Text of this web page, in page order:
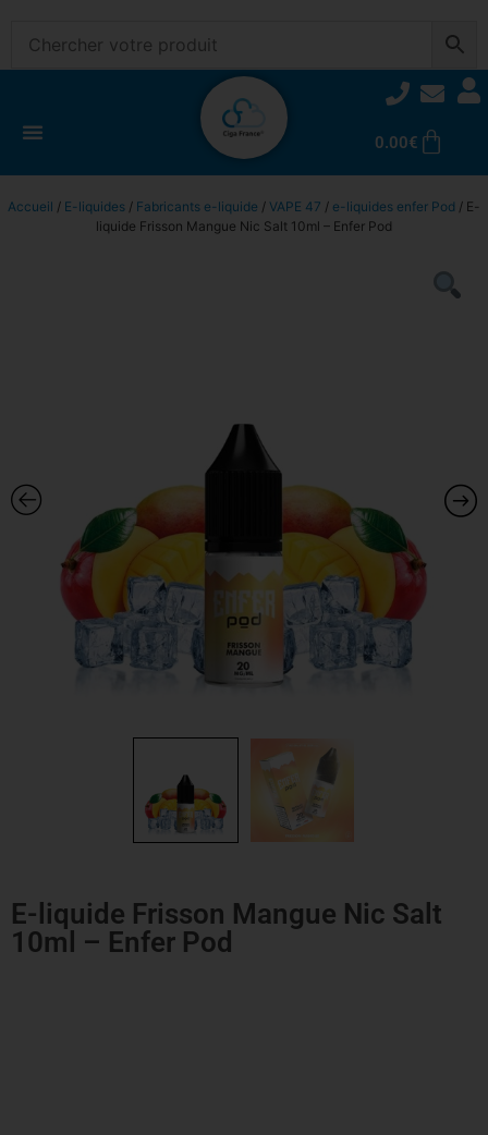
0.00€
Accueil / E-liquides / Fabricants e-liquide / VAPE 47 / e-liquides enfer Pod / E-
liquide Frisson Mangue Nic Salt 10ml – Enfer Pod
E-liquide Frisson Mangue Nic Salt
10ml – Enfer Pod